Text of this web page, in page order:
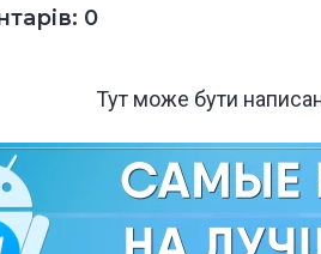
0
Тут може бути